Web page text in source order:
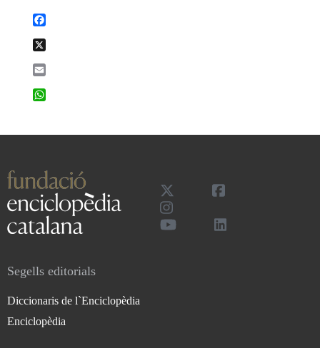
Segells editorials
Diccionaris de l`Enciclopèdia
Enciclopèdia